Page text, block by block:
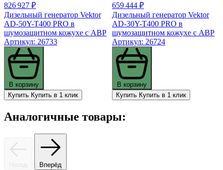
826 927 ₽
Дизельный генератор Vektor
AD-50Y-T400 PRO в
шумозащитном кожухе с АВР
Артикул: 26733
В корзину
Купить Купить в 1 клик
659 444 ₽
Дизельный генератор Vektor
AD-30Y-T400 PRO в
шумозащитном кожухе с АВР
Артикул: 26724
В корзину
Купить Купить в 1 клик
Аналогичные товары:
Назад Вперёд